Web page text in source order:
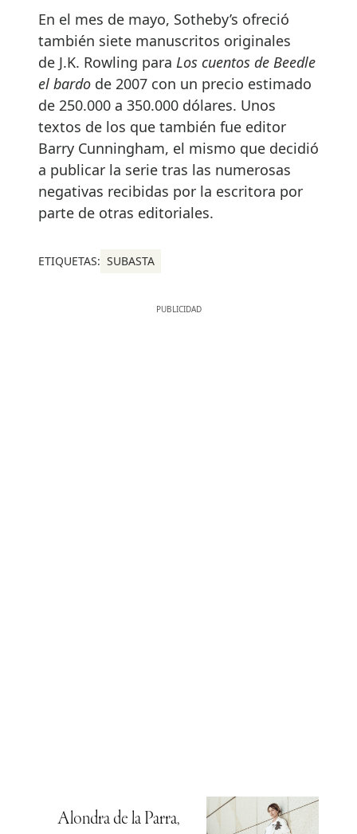
En el mes de mayo, Sotheby’s ofreció
también siete manuscritos originales
de J.K. Rowling para Los cuentos de Beedle
el bardo de 2007 con un precio estimado
de 250.000 a 350.000 dólares. Unos
textos de los que también fue editor
Barry Cunningham, el mismo que decidió
a publicar la serie tras las numerosas
negativas recibidas por la escritora por
parte de otras editoriales.
ETIQUETAS: SUBASTA
Alondra de la Parra,